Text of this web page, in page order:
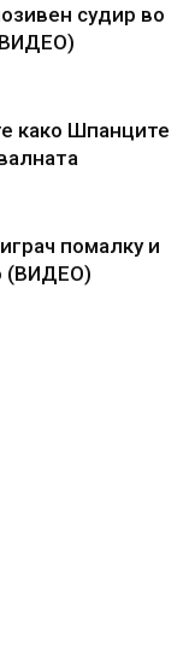
судир во
како Шпанците
помалку и
(ВИДЕО)